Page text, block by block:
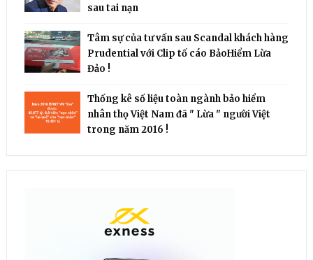
sau tai nạn
Tâm sự của tư vấn sau Scandal khách hàng
Prudential với Clip tố cáo BảoHiểm Lừa
Đảo !
Thống kê số liệu toàn ngành bảo hiểm
nhân thọ Việt Nam đã " Lừa " người Việt
trong năm 2016 !